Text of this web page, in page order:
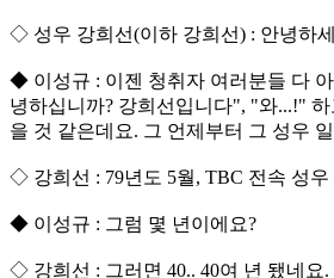
◇ 성우 강희선(이하 강희선) : 안녕하
◆ 이성규 : 이젠 청취자 여러분들 다
녕하십니까? 강희선입니다", "와...!"
을 것 같은데요. 그 언제부터 그 성우
◇ 강희선 : 79년도 5월, TBC 전속 성우
◆ 이성규 : 그럼 몇 년이에요?
◇ 강희선 : 그러면 40.. 40여 년 됐네요.